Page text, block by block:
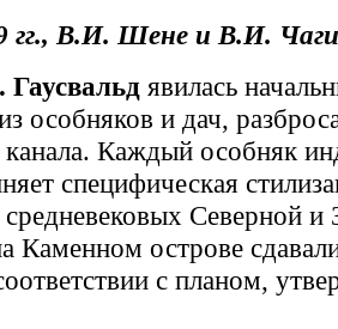
гг., В.И. Шене и В.И.
явилась
особняков и дач,
Каждый особняк
специфическая
средневековых Северной
Каменном острове
с планом,